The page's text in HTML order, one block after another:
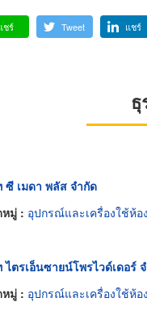
ชร์ Tweet แชร์
ซี เมดา พลัส จำกัด
มู่ : อุปกรณ์และเครื่องใช้ห้อ
ไตรเอ็นซายน์โพรไวด์เดอร์
มู่ : อุปกรณ์และเครื่องใช้ห้อ